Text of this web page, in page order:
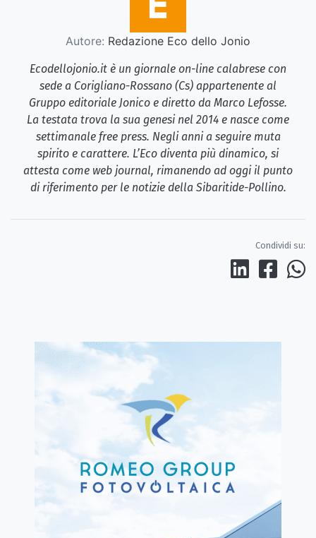
Autore: Redazione Eco dello Jonio
Ecodellojonio.it è un giornale on-line calabrese con
sede a Corigliano-Rossano (Cs) appartenente al
Gruppo editoriale Jonico e diretto da Marco Lefosse.
La testata trova la sua genesi nel 2014 e nasce come
settimanale free press. Negli anni a seguire muta
spirito e carattere. L’Eco diventa più dinamico, si
attesta come web journal, rimanendo ad oggi il punto
di riferimento per le notizie della Sibaritide-Pollino.
Condividi su: